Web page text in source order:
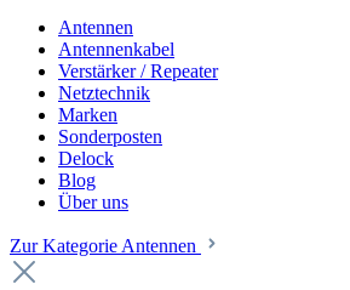
Antennen
Antennenkabel
Verstärker / Repeater
Netztechnik
Marken
Sonderposten
Delock
Blog
Über uns
Zur Kategorie Antennen